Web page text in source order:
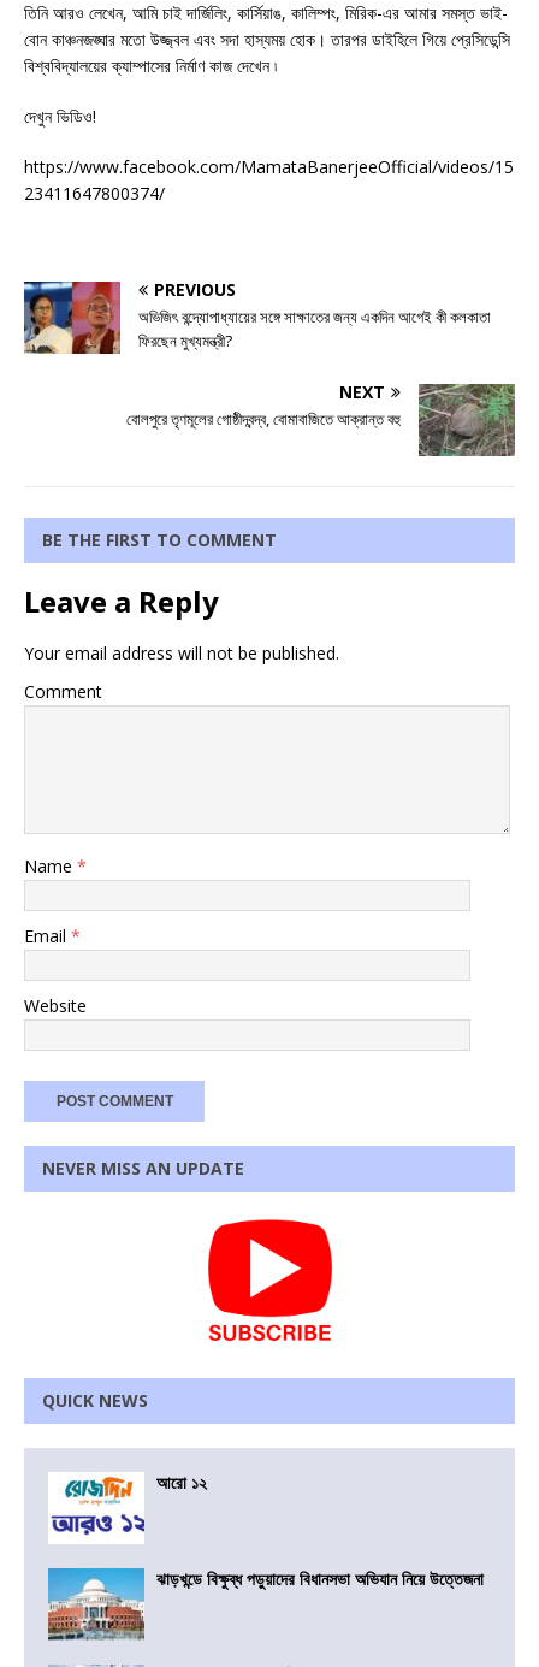
তিনি আরও লেখেন, আমি চাই দার্জিলিং, কার্সিয়াঙ, কালিম্পং, মিরিক-এর আমার সমস্ত ভাই-
বোন কাঞ্চনজঙ্ঘার মতো উজ্জ্বল এবং সদা হাস্যময় হোক। তারপর ডাইহিলে গিয়ে প্রেসিডেন্সি
বিশ্ববিদ্যালয়ের ক্যাম্পাসের নির্মাণ কাজ দেখেন ৷
দেখুন ভিডিও!
https://www.facebook.com/MamataBanerjeeOfficial/videos/15
23411647800374/
PREVIOUS
অভিজিৎ বন্দ্যোপাধ্যায়ের সঙ্গে সাক্ষাতের জন্য একদিন আগেই কী কলকাতা
ফিরছেন মুখ্যমন্ত্রী?
NEXT
বোলপুরে তৃণমূলের গোষ্ঠীদ্বন্দ্ব, বোমাবাজিতে আক্রান্ত বহু
BE THE FIRST TO COMMENT
Leave a Reply
Your email address will not be published.
Comment
Name *
Email *
Website
NEVER MISS AN UPDATE
QUICK NEWS
আরো ১২
ঝাড়খন্ডে বিক্ষুব্ধ পড়ুয়াদের বিধানসভা অভিযান নিয়ে উত্তেজনা